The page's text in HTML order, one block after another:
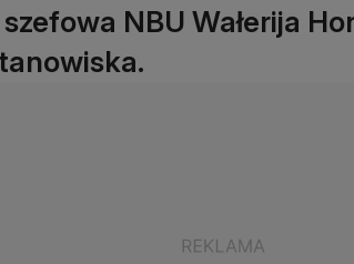
NBU Wałerija